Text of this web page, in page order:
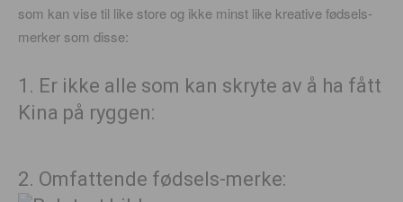
som kan vise til like store og ikke minst like kreative fødsels-
merker som disse:
1. Er ikke alle som kan skryte av å ha fått
Kina på ryggen:
2. Omfattende fødsels-merke: